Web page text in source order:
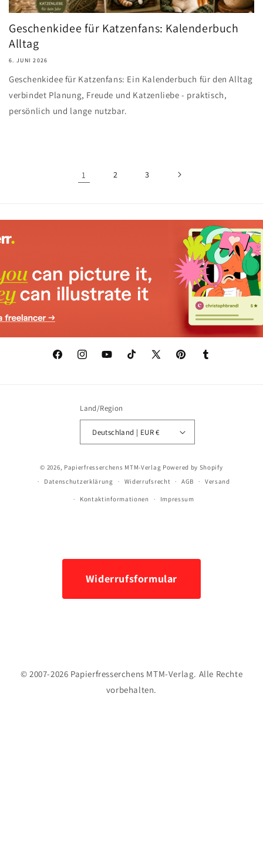
Geschenkidee für Katzenfans: Kalenderbuch
Alltag
6. JUNI 2026
Geschenkidee für Katzenfans: Ein Kalenderbuch für den Alltag
verbindet Planung, Freude und Katzenliebe - praktisch,
persönlich und lange nutzbar.
1 2 3
FacebookInstagramYouTubeTikTok
X
PinterestTumblr
Land/Region
Deutschland | EUR €
© 2026, Papierfresserchens MTM-Verlag Powered by Shopify
Datenschutzerklärung
Widerrufsrecht AGB Versand
Kontaktinformationen Impressum
Widerrufsformular
© 2007-2026 Papierfresserchens MTM-Verlag. Alle Rechte
vorbehalten.